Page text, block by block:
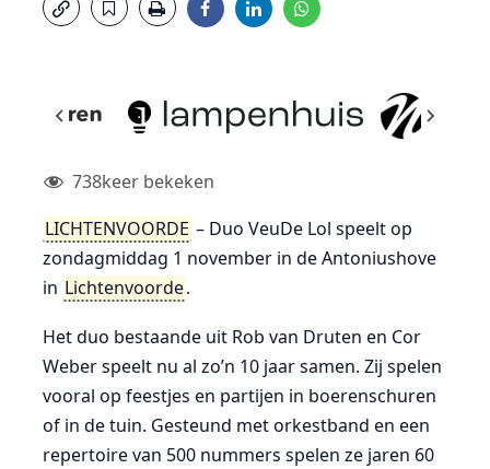
738keer bekeken
LICHTENVOORDE – Duo VeuDe Lol speelt op
zondagmiddag 1 november in de Antoniushove
in Lichtenvoorde.
Het duo bestaande uit Rob van Druten en Cor
Weber speelt nu al zo’n 10 jaar samen. Zij spelen
vooral op feestjes en partijen in boerenschuren
of in de tuin. Gesteund met orkestband en een
repertoire van 500 nummers spelen ze jaren 60